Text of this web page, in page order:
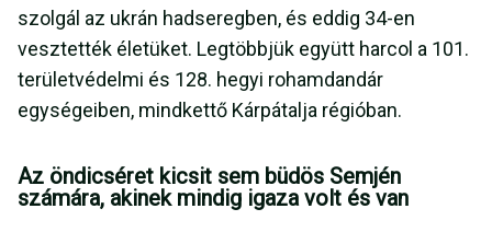
szolgál az ukrán hadseregben, és eddig 34-en
vesztették életüket. Legtöbbjük együtt harcol a 101.
területvédelmi és 128. hegyi rohamdandár
egységeiben, mindkettő Kárpátalja régióban.
Az öndicséret kicsit sem büdös Semjén
számára, akinek mindig igaza volt és van